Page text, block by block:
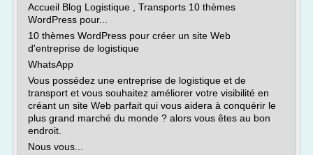
Accueil Blog Logistique , Transports 10 thèmes
WordPress pour...
10 thèmes WordPress pour créer un site Web
d'entreprise de logistique
WhatsApp
Vous possédez une entreprise de logistique et de
transport et vous souhaitez améliorer votre visibilité en
créant un site Web parfait qui vous aidera à conquérir le
plus grand marché du monde ? alors vous êtes au bon
endroit.
Nous vous...